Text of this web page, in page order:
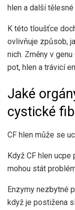
hlen a další
K této tloušťce
ovlivňuje způsob,
nich. Změny v
pot, hlen a trávicí
Jaké
cystické
CF hlen může se
Když CF hlen
mohou stát
Enzymy nezbytné
když je postižena